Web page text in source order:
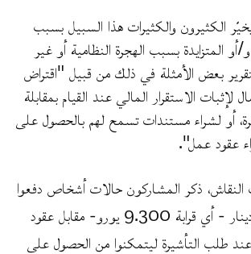
الكثيرون والكثيرات هذا السبيل بسبب
المتزايدة بسبب الهجرة النظامية أو غير
بعض الأمثلة في ذلك من قبيل "اقتراض
الاستقرار المالي عند القيام بمقابلة
أو لشراء مستندات تسمح لهم بالحصول على
عقود عمل".
ذكر المشاركون حالات أشخاص دفعوا
30.000 دينار - أي قرابة 9.300 يورو- مقابل عقود
طلب التأشيرة ليتمكنوا من الحصول على